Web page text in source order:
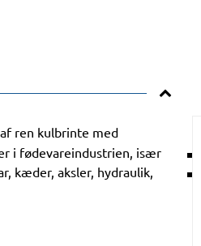
ren kulbrinte med
i fødevareindustrien, især
kæder, aksler, hydraulik,